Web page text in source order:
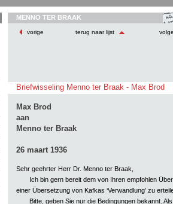
MENNO TER BRAAK
vorige terug naar lijst
Briefwisseling Menno ter Braak - Max Brod
Max Brod
aan
Menno ter Braak
26 maart 1936
Sehr geehrter Herr Dr. Menno ter Braak,
Ich bin gern bereit dem von Ihren empfohlen
einer Übersetzung von Kafkas ‘Verwandlung’ zu
Bitte, geben Sie nur die Bedingungen bekannt.